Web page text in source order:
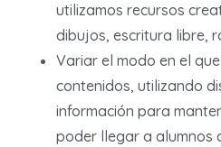
utilizamos recursos
dibujos, escritura libre,
Variar el modo en el
contenidos, utilizando
información para
poder llegar a alumnos